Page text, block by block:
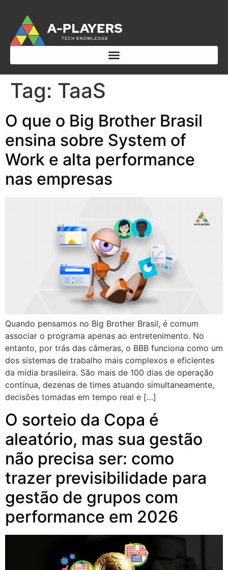
Tag: TaaS
O que o Big Brother Brasil
ensina sobre System of
Work e alta performance
nas empresas
Quando pensamos no Big Brother Brasil, é comum
associar o programa apenas ao entretenimento. No
entanto, por trás das câmeras, o BBB funciona como um
dos sistemas de trabalho mais complexos e eficientes
da mídia brasileira. São mais de 100 dias de operação
contínua, dezenas de times atuando simultaneamente,
decisões tomadas em tempo real e […]
O sorteio da Copa é
aleatório, mas sua gestão
não precisa ser: como
trazer previsibilidade para
gestão de grupos com
performance em 2026